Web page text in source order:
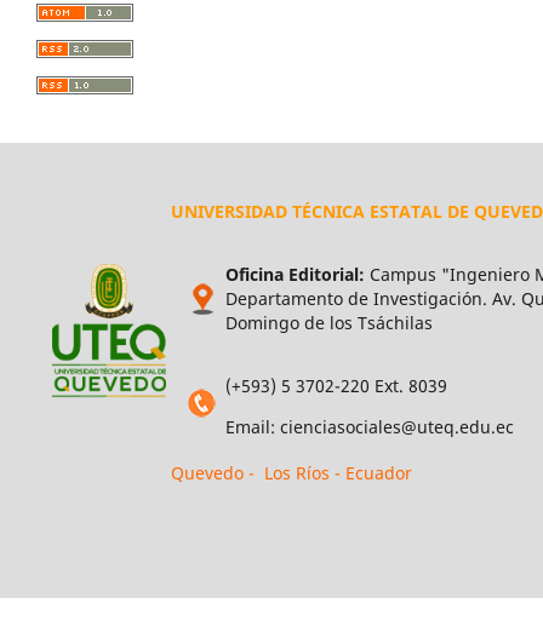
UNIVERSIDAD TÉCNICA ESTATAL DE
Oficina Editorial: Campus "Ingeniero
Departamento de Investigación. Av.
Domingo de los Tsáchilas
(+593) 5 3702-220 Ext. 8039
Email: cienciasociales@uteq.edu.ec
Quevedo - Los Ríos - Ecuador